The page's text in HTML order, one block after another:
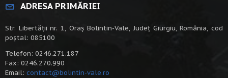
ADRESA PRIMĂRIEI
Str. Libertății nr. 1, Oraș Bolintin-Vale, Județ Giurgiu, România, cod
poștal: 085100
Telefon: 0246.271.187
Fax: 0246.270.990
Email: contact@bolintin-vale.ro